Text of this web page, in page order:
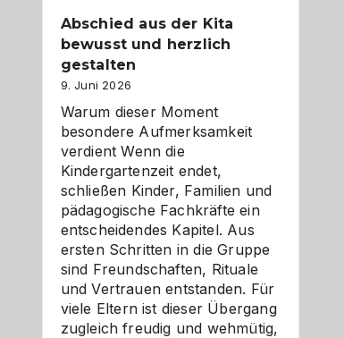
Abschied aus der Kita
bewusst und herzlich
gestalten
9. Juni 2026
Warum dieser Moment
besondere Aufmerksamkeit
verdient Wenn die
Kindergartenzeit endet,
schließen Kinder, Familien und
pädagogische Fachkräfte ein
entscheidendes Kapitel. Aus
ersten Schritten in die Gruppe
sind Freundschaften, Rituale
und Vertrauen entstanden. Für
viele Eltern ist dieser Übergang
zugleich freudig und wehmütig,